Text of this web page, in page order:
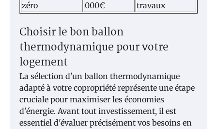
zéro
000€
travaux
Choisir le bon ballon
thermodynamique pour votre
logement
La sélection d'un ballon thermodynamique
adapté à votre copropriété représente une étape
cruciale pour maximiser les économies
d'énergie. Avant tout investissement, il est
essentiel d'évaluer précisément vos besoins en